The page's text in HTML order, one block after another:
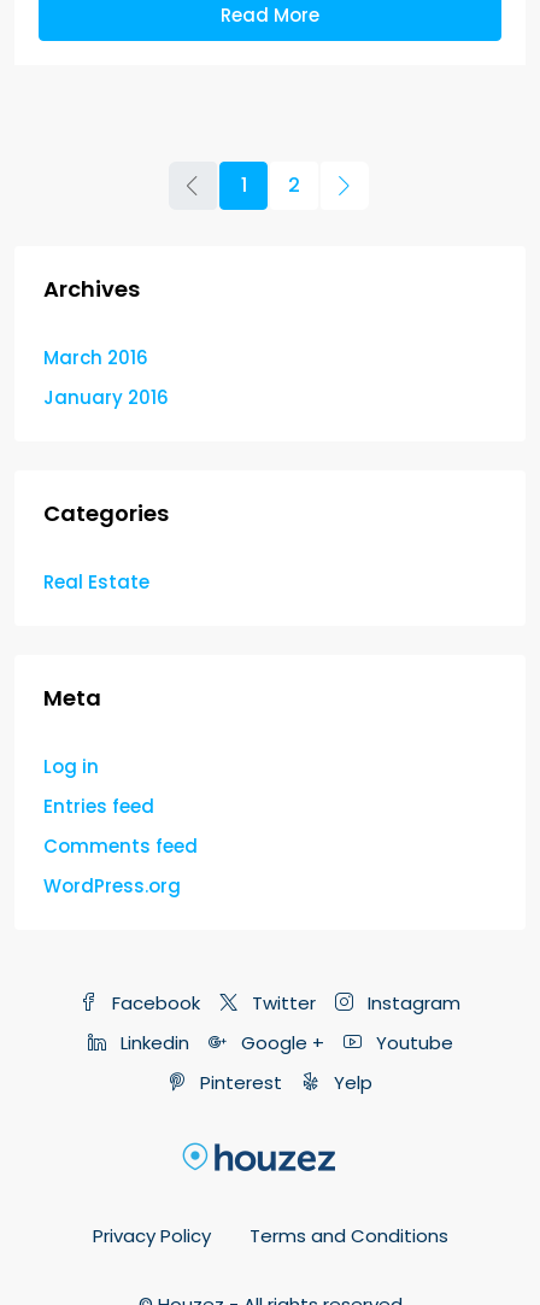
Read More
1 2
Archives
March 2016
January 2016
Categories
Real Estate
Meta
Log in
Entries feed
Comments feed
WordPress.org
Facebook Twitter
Instagram
Linkedin
Google +
Youtube
Pinterest
Yelp
Privacy Policy Terms and Conditions